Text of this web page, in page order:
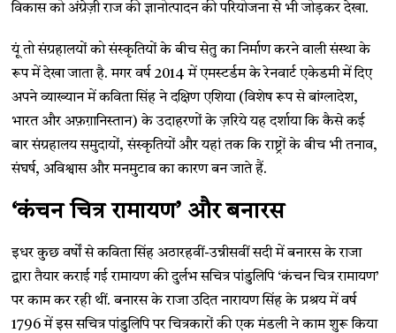
विकास को अंग्रेज़ी राज की ज्ञानोत्पादन की परियोजना से भी जोड़कर देखा.
यूं तो संग्रहालयों को संस्कृतियों के बीच सेतु का निर्माण करने वाली संस्था के
रूप में देखा जाता है. मगर वर्ष 2014 में एमस्टर्डम के रेनवार्ट एकेडमी में दिए
अपने व्याख्यान में कविता सिंह ने दक्षिण एशिया (विशेष रूप से बांग्लादेश,
भारत और अफ़ग़ानिस्तान) के उदाहरणों के ज़रिये यह दर्शाया कि कैसे कई
बार संग्रहालय समुदायों, संस्कृतियों और यहां तक कि राष्ट्रों के बीच भी तनाव,
संघर्ष, अविश्वास और मनमुटाव का कारण बन जाते हैं.
‘कंचन चित्र रामायण’ और बनारस
इधर कुछ वर्षों से कविता सिंह अठारहवीं-उन्नीसवीं सदी में बनारस के राजा
द्वारा तैयार कराई गई रामायण की दुर्लभ सचित्र पांडुलिपि ‘कंचन चित्र रामायण’
पर काम कर रही थीं. बनारस के राजा उदित नारायण सिंह के प्रश्रय में वर्ष
1796 में इस सचित्र पांडुलिपि पर चित्रकारों की एक मंडली ने काम शुरू किया